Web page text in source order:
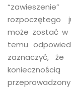
rozpoczętego
może zostać w
temu
zaznaczyć,